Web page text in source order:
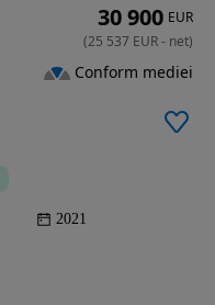
2021
30 900 EUR
(25 537 EUR- net)
Conform mediei